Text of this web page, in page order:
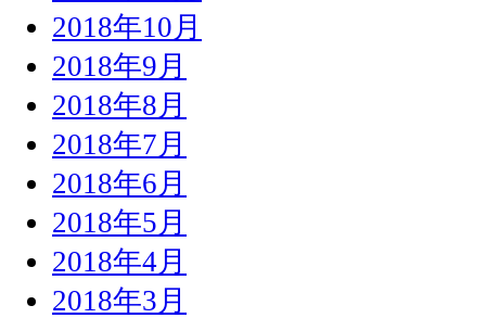
2018年10月
2018年9月
2018年8月
2018年7月
2018年6月
2018年5月
2018年4月
2018年3月